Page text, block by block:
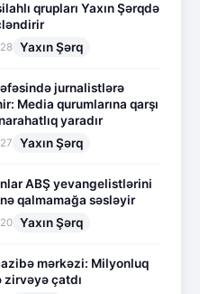
qrupları Yaxın Şərqdə
Yaxın Şərq
jurnalistlərə
Media qurumlarına qarşı
yaradır
Yaxın Şərq
ABŞ yevangelistlərini
qalmamağa səsləyir
Yaxın Şərq
mərkəzi: Milyonluq
zirvəyə çatdı